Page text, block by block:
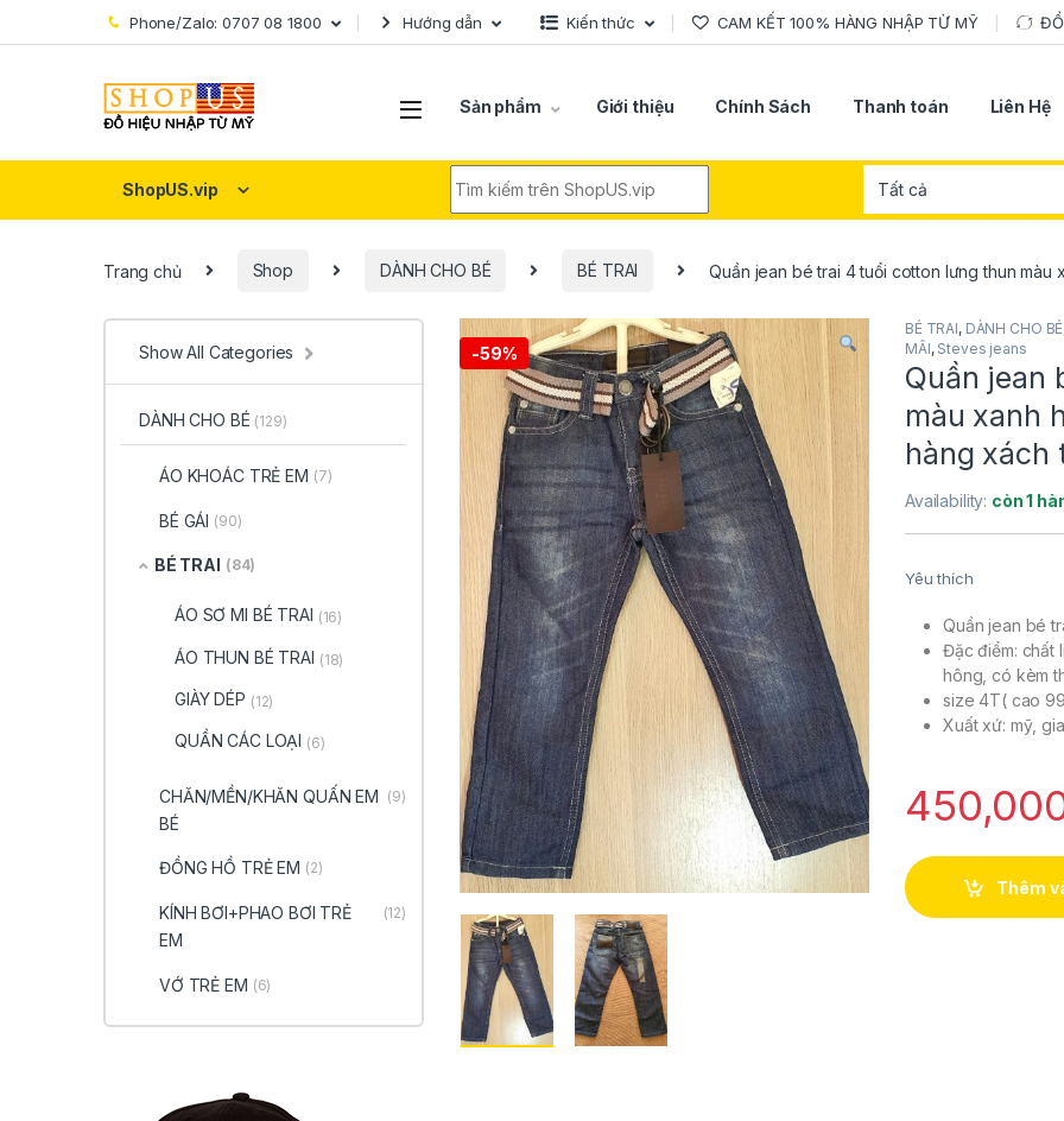
Skip to navigation
Skip to content Phone/Zalo: 0707 08 1800 Hướng dẫn Kiến thức CAM KẾT 100% HÀNG NHẬP TỪ MỸ
Sản phẩm Giới thiệu Chính Sách Thanh toán Liên Hệ
ShopUS.vip
Trang chủ Shop DÀNH CHO BÉ BÉ TRAI Quần jean bé trai 4 tuổi cotton lưng thun màu
-59%
BÉ TRAI, DÀNH CHO BÉ
MÃI, Steves jeans
Quần jean
màu xanh
hàng xách
Availability: còn 1
Yêu thích
Quần jean bé
Đặc điểm: chất
hông, có kèm
size 4T( cao
Xuất xứ: mỹ,
Thêm
Show All Categories
DÀNH CHO BÉ (129)
ÁO KHOÁC TRẺ EM (7)
BÉ GÁI (90)
BÉ TRAI (84)
ÁO SƠ MI BÉ TRAI (16)
ÁO THUN BÉ TRAI (18)
GIÀY DÉP (12)
QUẦN CÁC LOẠI (6)
CHĂN/MỀN/KHĂN QUẤN EM
BÉ
(9)
ĐỒNG HỒ TRẺ EM (2)
KÍNH BƠI+PHAO BƠI TRẺ
EM
(12)
VỚ TRẺ EM (6)